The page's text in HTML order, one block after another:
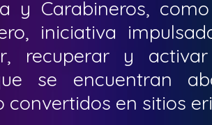
y Carabineros,
iniciativa
recuperar y
se encuentran
convertidos en sitios